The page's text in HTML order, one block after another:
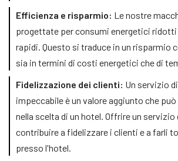
Efficienza e risparmio: Le nostre
progettate per consumi energetici ridotti
rapidi. Questo si traduce in un risparmio
sia in termini di costi energetici che di
Fidelizzazione dei clienti: Un servizio
impeccabile è un valore aggiunto che
nella scelta di un hotel. Offrire un servizio
contribuire a fidelizzare i clienti e a farli
presso l'hotel.